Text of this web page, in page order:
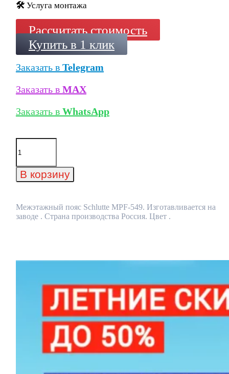
🛠️ Услуга монтажа
Рассчитать стоимость
Купить в 1 клик
Заказать в Telegram
Заказать в MAX
Заказать в WhatsApp
Количество
товара
пояс
Schlutte
В корзину
Межэтажный пояс Schlutte MPF-549. Изготавливается на
заводе . Страна производства Россия. Цвет .